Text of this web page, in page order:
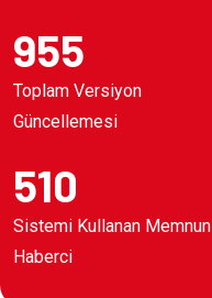
955
Toplam Versiyon
Güncellemesi
510
Sistemi Kullanan Memnun
Haberci